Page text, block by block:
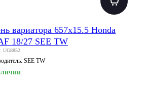
вариатора 657x15.5 Honda
18/27 SEE TW
UG8852
SEE TW